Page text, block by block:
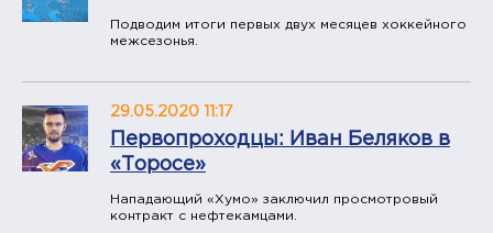
Подводим итоги первых двух месяцев хоккейного
межсезонья.
29.05.2020 11:17
Первопроходцы: Иван Беляков в
«Торосе»
Нападающий «Хумо» заключил просмотровый
контракт с нефтекамцами.